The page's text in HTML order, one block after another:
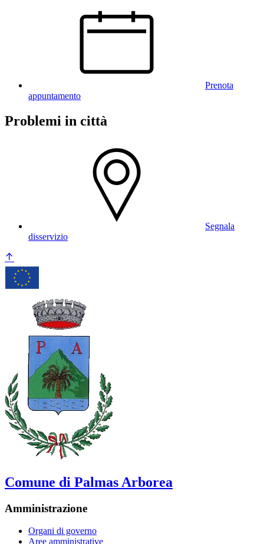
Prenota
appuntamento
Problemi in città
Segnala
disservizio
Comune di Palmas Arborea
Amministrazione
Organi di governo
Aree amministrative